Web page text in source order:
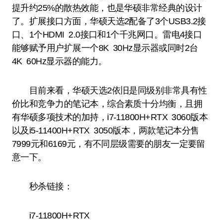
提升约25%的散热效能，也是华硕非常经典的设计
了。扩展接口方面，华硕天选2配备了3个USB3.2接
口、1个HDMI 2.0接口和1个千兆网口。雷电4接口
能够赋予用户扩展一个8K 30Hz显示器或同时2台
4K 60Hz显示器的能力。
目前来看，华硕天选2依旧是同级别非常具有性
价比和竞争力的笔记本，综合素质十分均衡，且拥
有华硕多项技术的加持，i7-11800H+RTX 3060版本
以及i5-11400H+RTX 3050版本，两款笔记本分售
7999元和6169元，有不同层级需要的朋友一定要留
意一下。
秒杀链接：
i7-11800H+RTX